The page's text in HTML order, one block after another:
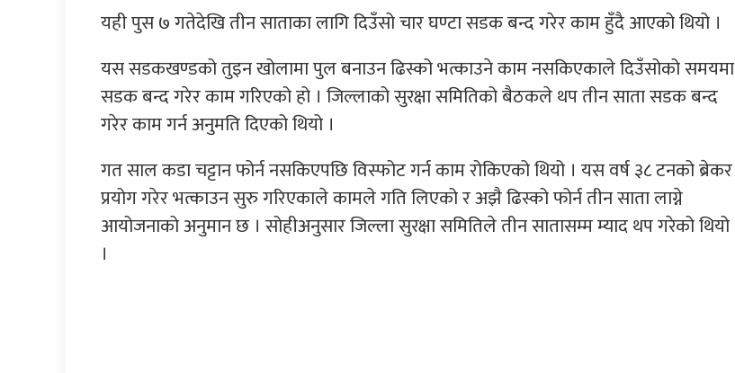
यही पुस ७ गतेदेखि तीन साताका लागि दिउँसो चार घण्टा सडक बन्द गरेर काम हुँदै आएको थियो ।
यस सडकखण्डको तुइन खोलामा पुल बनाउन ढिस्को भत्काउने काम नसकिएकाले दिउँसोको समयमा
सडक बन्द गरेर काम गरिएको हो । जिल्लाको सुरक्षा समितिको बैठकले थप तीन साता सडक बन्द
गरेर काम गर्न अनुमति दिएको थियो ।
गत साल कडा चट्टान फोर्न नसकिएपछि विस्फोट गर्न काम रोकिएको थियो । यस वर्ष ३८ टनको ब्रेकर
प्रयोग गरेर भत्काउन सुरु गरिएकाले कामले गति लिएको र अझै ढिस्को फोर्न तीन साता लाग्ने
आयोजनाको अनुमान छ । सोहीअनुसार जिल्ला सुरक्षा समितिले तीन सातासम्म म्याद थप गरेको थियो
।